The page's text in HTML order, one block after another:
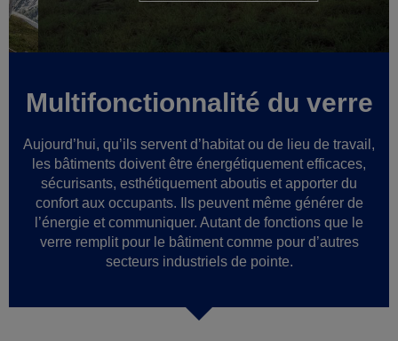
Multifonctionnalité du verre
Aujourd’hui, qu’ils servent d’habitat ou de lieu de travail,
les bâtiments doivent être énergétiquement efficaces,
sécurisants, esthétiquement aboutis et apporter du
confort aux occupants. Ils peuvent même générer de
l’énergie et communiquer. Autant de fonctions que le
verre remplit pour le bâtiment comme pour d’autres
secteurs industriels de pointe.